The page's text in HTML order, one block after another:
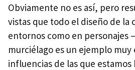
Obviamente no es así, pero
vistas que todo el diseño de la
entornos como en personajes
murciélago es un ejemplo
influencias de las que